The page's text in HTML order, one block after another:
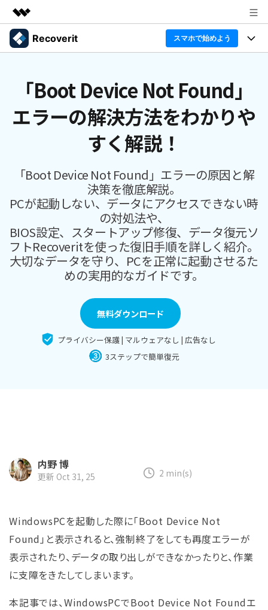
製品
ソリューション
企業情報
プラン＆価格
Recoverit スマホで始めよう
Recoverit for Windows
AI
Windowsデータ復元ならRecoverit！確実な復元技術と安
心のサポート
Recoverit for Mac
AI
Macの大切なデータを制限なく完全復元
スマホで始めよう
Recoverit 無料版
消えたデータ/ 誤削除したデータも完全無料で復元
UBackit - データバックアップ
機能一覧
ドライブから復元
削除されたメディアを復元
独自の復元ソリューション 新着
ドキュメントを復元
データ損失のシナリオ
すべての機能を確認
データ復元事例
外付けデバイス復元
パソコン復元
その他の復元
詳しくは
データ復元の専門家
カスタマーストーリー
人気内容
Recoveritをよりよく活用
ログイン
search
「Boot Device Not Found」
エラーの解決方法をわかりや
すく解説！
「Boot Device Not Found」エラーの原因と解
決策を徹底解説。
PCが起動しない、データにアクセスできない時
の対処法や、
BIOS設定、スタートアップ修復、データ復元ソ
フトRecoveritを使った復旧手順を詳しく紹介。
大切なデータを守り、PCを正常に起動させるた
めの実用的なガイドです。
無料ダウンロード
プライバシー保護 | マルウェアなし | 広告なし
3ステップで簡単復元
内野 博
更新 Oct 31, 25 2 min(s)
WindowsPCを起動した際に「Boot Device Not
Found」と表示されると、強制終了をしても再度エラーが
表示されたり、データの取り出しができなかったりと、作業
に支障をきたしてしまいます。
本記事では、WindowsPCでBoot Device Not Foundエ